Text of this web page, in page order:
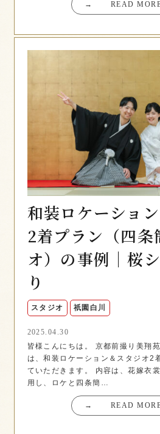
→ READ
和装ロケーショ
2着プラン（四条
オ）の事例｜桜
り
スタジオ 祇園白川
2025.04.30
皆様こんにちは。 京都前撮り美翔
は、和装ロケーション＆スタジオ2
ていただきます。 内容は、花嫁衣
用し、ロケと四条簡…
→ READ